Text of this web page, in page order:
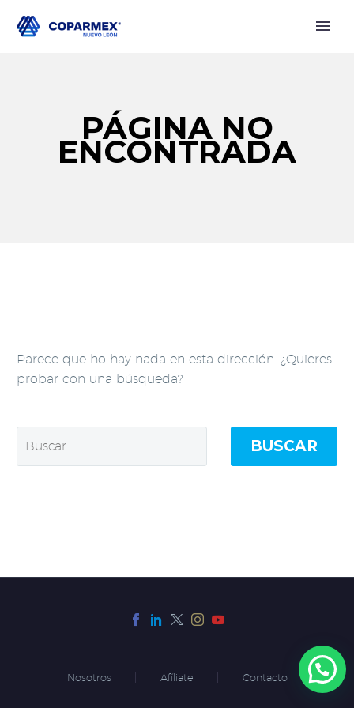
PÁGINA NO
ENCONTRADA
Parece que ho hay nada en esta dirección. ¿Quieres
probar con una búsqueda?
BUSCAR
Nosotros Afíliate Contacto